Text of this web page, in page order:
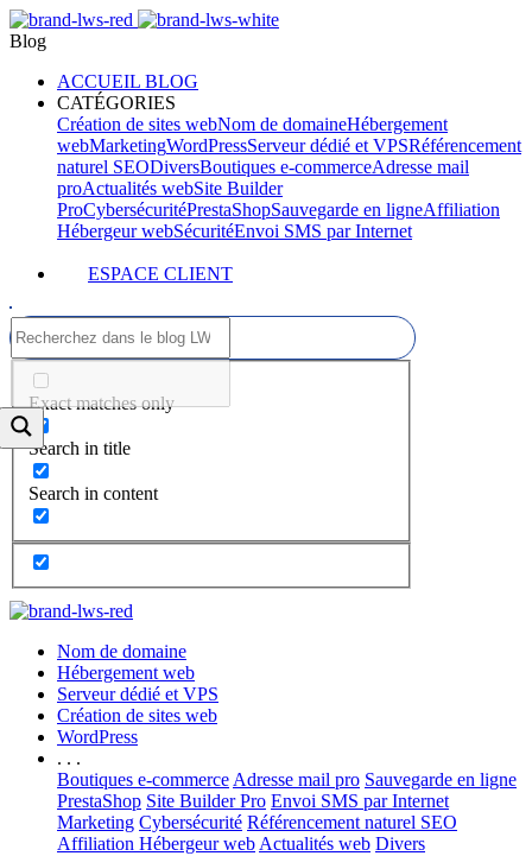
Blog
ACCUEIL BLOG
CATÉGORIES
Création de sites webNom de domaineHébergement
webMarketingWordPressServeur dédié et VPSRéférencement
naturel SEODiversBoutiques e-commerceAdresse mail
proActualités webSite Builder
ProCybersécuritéPrestaShopSauvegarde en ligneAffiliation
Hébergeur webSécuritéEnvoi SMS par Internet
ESPACE CLIENT
Exact matches only
Search in title
Search in content
Nom de domaine
Hébergement web
Serveur dédié et VPS
Création de sites web
WordPress
. . .
Boutiques e-commerce Adresse mail pro Sauvegarde en ligne
PrestaShop Site Builder Pro Envoi SMS par Internet
Marketing Cybersécurité Référencement naturel SEO
Affiliation Hébergeur web Actualités web Divers